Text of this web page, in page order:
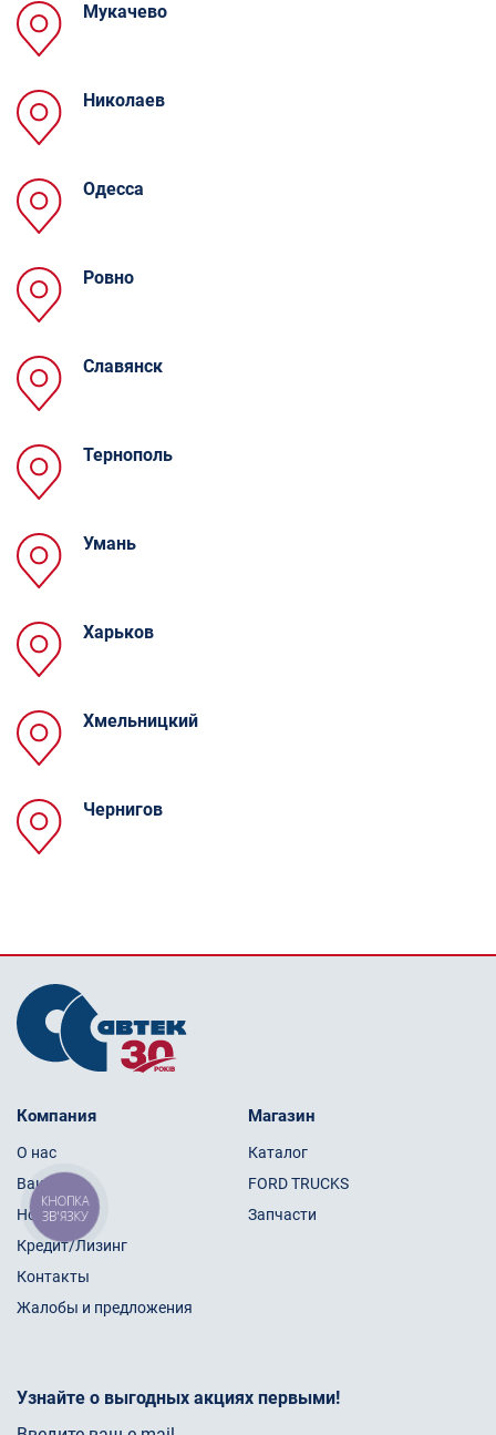
Мукачево
Николаев
Одесса
Ровно
Славянск
Тернополь
Умань
Харьков
Хмельницкий
Чернигов
Компания
О нас
Вакансии
Новости
Кредит/Лизинг
Контакты
Жалобы и предложения
Магазин
Каталог
FORD TRUCKS
Запчасти
Узнайте о выгодных акциях первыми!
КНОПКА
ЗВ'ЯЗКУ